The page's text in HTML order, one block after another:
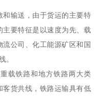
输送，由于货运的主要特
要特征是以速度为先、载
公司、化工能源矿区和国
。
载铁路和地方铁路两大类
货共线，铁路运输具有低